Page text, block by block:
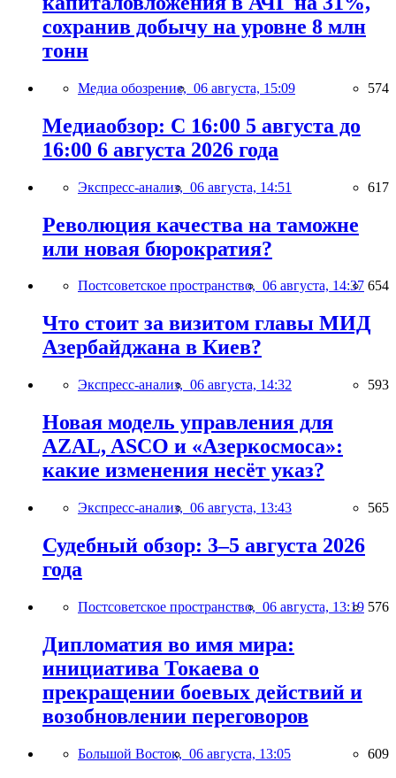
сохранив добычу на уровне 8 млн
тонн
Медиа обозрение, 06 августа, 15:09 574
Медиаобзор: С 16:00 5 августа до
16:00 6 августа 2026 года
Экспресс-анализ, 06 августа, 14:51 617
Революция качества на таможне
или новая бюрократия?
Постсоветское пространство, 06 августа, 14:37 654
Что стоит за визитом главы МИД
Азербайджана в Киев?
Экспресс-анализ, 06 августа, 14:32 593
Новая модель управления для
AZAL, ASCO и «Азеркосмоса»:
какие изменения несёт указ?
Экспресс-анализ, 06 августа, 13:43 565
Судебный обзор: 3–5 августа 2026
года
Постсоветское пространство, 06 августа, 13:19 576
Дипломатия во имя мира:
инициатива Токаева о
прекращении боевых действий и
возобновлении переговоров
Большой Восток, 06 августа, 13:05 609